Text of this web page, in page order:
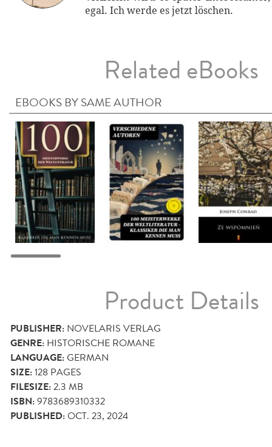
egal. Ich werde es jetzt löschen.
Related eBooks
EBOOKS BY SAME AUTHOR
Product Details
PUBLISHER: NOVELARIS VERLAG
GENRE: HISTORISCHE ROMANE
LANGUAGE:GERMAN
SIZE:128 PAGES
FILESIZE:2.3 MB
ISBN:9783689310332
PUBLISHED:OCT. 23, 2024